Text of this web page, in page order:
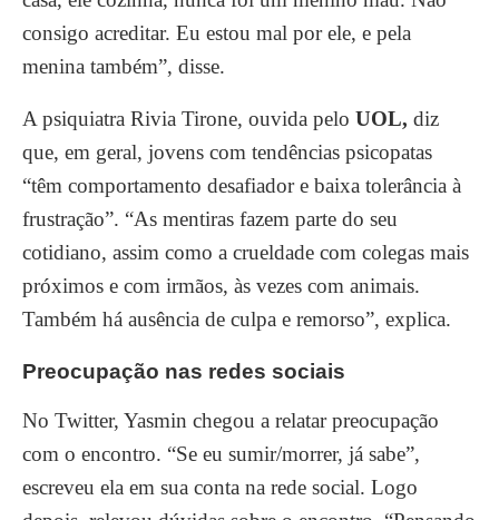
consigo acreditar. Eu estou mal por ele, e pela
menina também”, disse.
A psiquiatra Rivia Tirone, ouvida pelo UOL, diz
que, em geral, jovens com tendências psicopatas
“têm comportamento desafiador e baixa tolerância à
frustração”. “As mentiras fazem parte do seu
cotidiano, assim como a crueldade com colegas mais
próximos e com irmãos, às vezes com animais.
Também há ausência de culpa e remorso”, explica.
Preocupação nas redes sociais
No Twitter, Yasmin chegou a relatar preocupação
com o encontro. “Se eu sumir/morrer, já sabe”,
escreveu ela em sua conta na rede social. Logo